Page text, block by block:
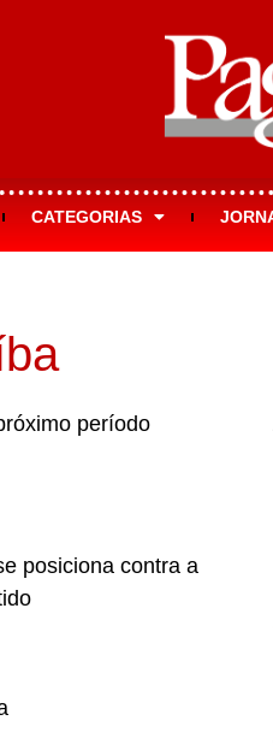
CATEGORIAS
período
posiciona contra a